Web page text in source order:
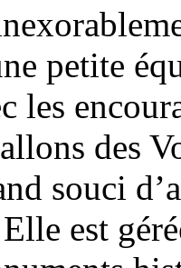
petite
les
des
souci
est